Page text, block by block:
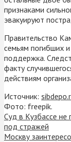
признаками
эвакуируют
Правительство
семьям погибших
поддержка.
факту
действиям
Источник:
Фото: freepik.
Суд в Кузбассе не
под стражей
Москву